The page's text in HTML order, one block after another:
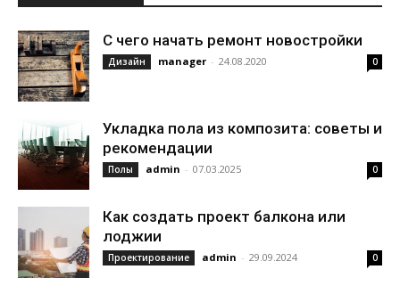
С чего начать ремонт новостройки
Дизайн manager - 24.08.2020 0
Укладка пола из композита: советы и
рекомендации
Полы admin - 07.03.2025 0
Как создать проект балкона или
лоджии
Проектирование admin - 29.09.2024 0